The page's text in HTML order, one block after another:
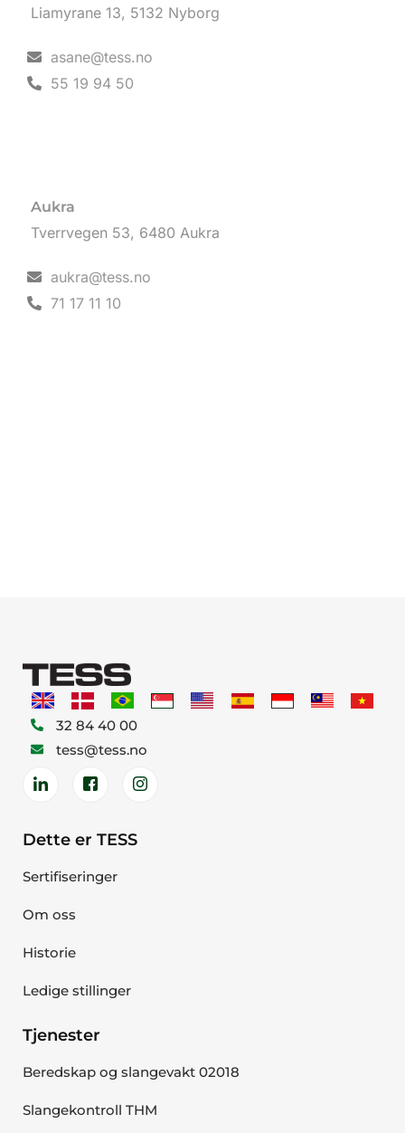
Liamyrane 13, 5132 Nyborg
asane@tess.no
55 19 94 50
Aukra
Tverrvegen 53, 6480 Aukra
aukra@tess.no
71 17 11 10
32 84 40 00
tess@tess.no
Dette er TESS
Sertifiseringer
Om oss
Historie
Ledige stillinger
Tjenester
Beredskap og slangevakt 02018
Slangekontroll THM